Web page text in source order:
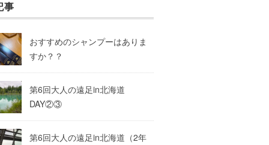
事
おすすめのシャンプーはありま
すか？？
第6回大人の遠足in北海道
DAY②③
第6回大人の遠足in北海道（2年